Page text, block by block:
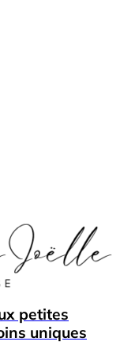
petites
uniques